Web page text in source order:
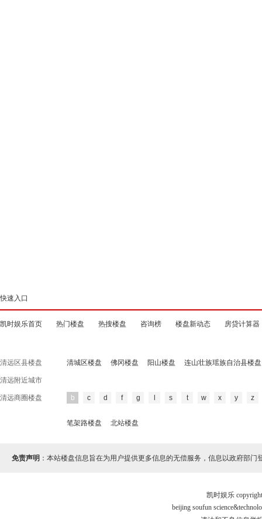
快速入口
凯时娱乐首页 热门楼盘 热搜楼盘 咨询榜 楼盘新动态 房贷计算器
清远区县楼盘 清城区楼盘 佛冈楼盘 阳山楼盘 连山壮族瑶族自治县楼盘
清远附近城市
清远商圈楼盘 b c d f g s t w x y z
笔架路楼盘 北站楼盘
免责声明 ：本站楼盘信息旨在为用户提供更多信息的无偿服务，信息以政府部门
凯时娱乐
beijing soufun